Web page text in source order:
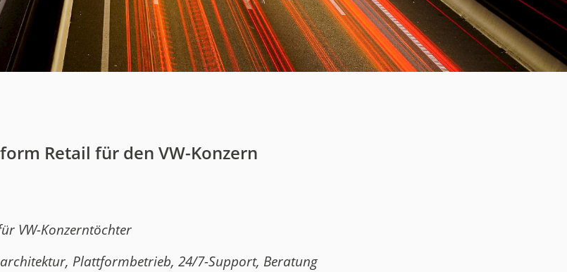
Retail für den VW-Konzern
VW-Konzerntöchter
Plattformbetrieb, 24/7-Support, Beratung